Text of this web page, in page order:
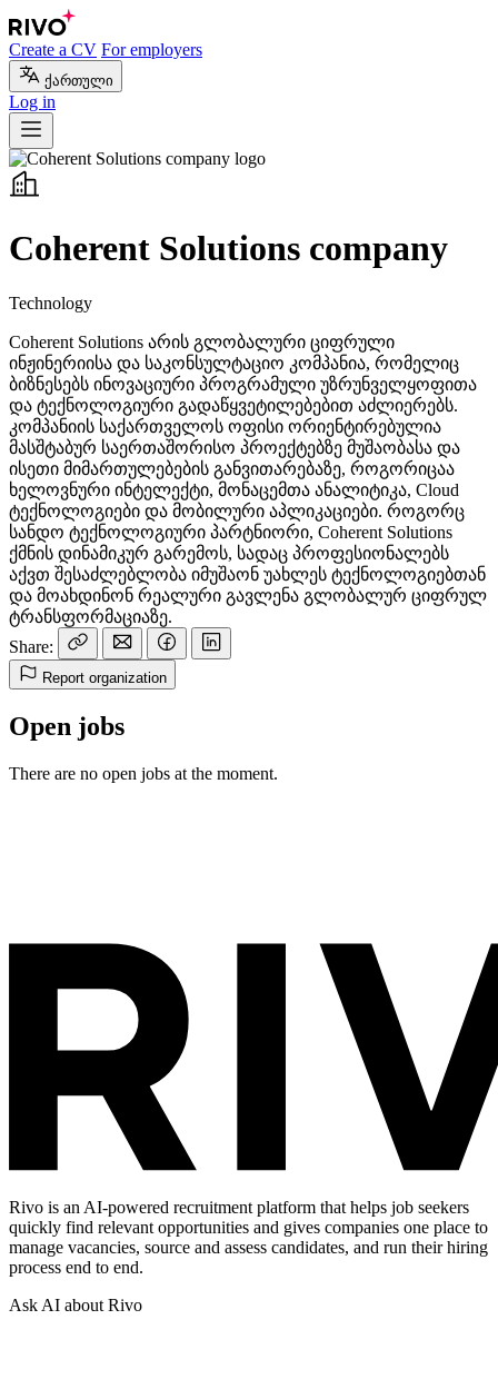
Create a CV For employers
ქართული
Log in
Coherent Solutions company
Technology
Coherent Solutions არის გლობალური ციფრული
ინჟინერიისა და საკონსულტაციო კომპანია, რომელიც
ბიზნესებს ინოვაციური პროგრამული უზრუნველყოფითა
და ტექნოლოგიური გადაწყვეტილებებით აძლიერებს.
კომპანიის საქართველოს ოფისი ორიენტირებულია
მასშტაბურ საერთაშორისო პროექტებზე მუშაობასა და
ისეთი მიმართულებების განვითარებაზე, როგორიცაა
ხელოვნური ინტელექტი, მონაცემთა ანალიტიკა, Cloud
ტექნოლოგიები და მობილური აპლიკაციები. როგორც
სანდო ტექნოლოგიური პარტნიორი, Coherent Solutions
ქმნის დინამიკურ გარემოს, სადაც პროფესიონალებს
აქვთ შესაძლებლობა იმუშაონ უახლეს ტექნოლოგიებთან
და მოახდინონ რეალური გავლენა გლობალურ ციფრულ
ტრანსფორმაციაზე.
Share:
Report organization
Open jobs
There are no open jobs at the moment.
Rivo is an AI-powered recruitment platform that helps job seekers
quickly find relevant opportunities and gives companies one place to
manage vacancies, source and assess candidates, and run their hiring
process end to end.
Ask AI about Rivo